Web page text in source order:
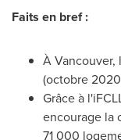
Faits en bref :
ÀVancouver,
(octobre
Grâce à
encourage la
71 000